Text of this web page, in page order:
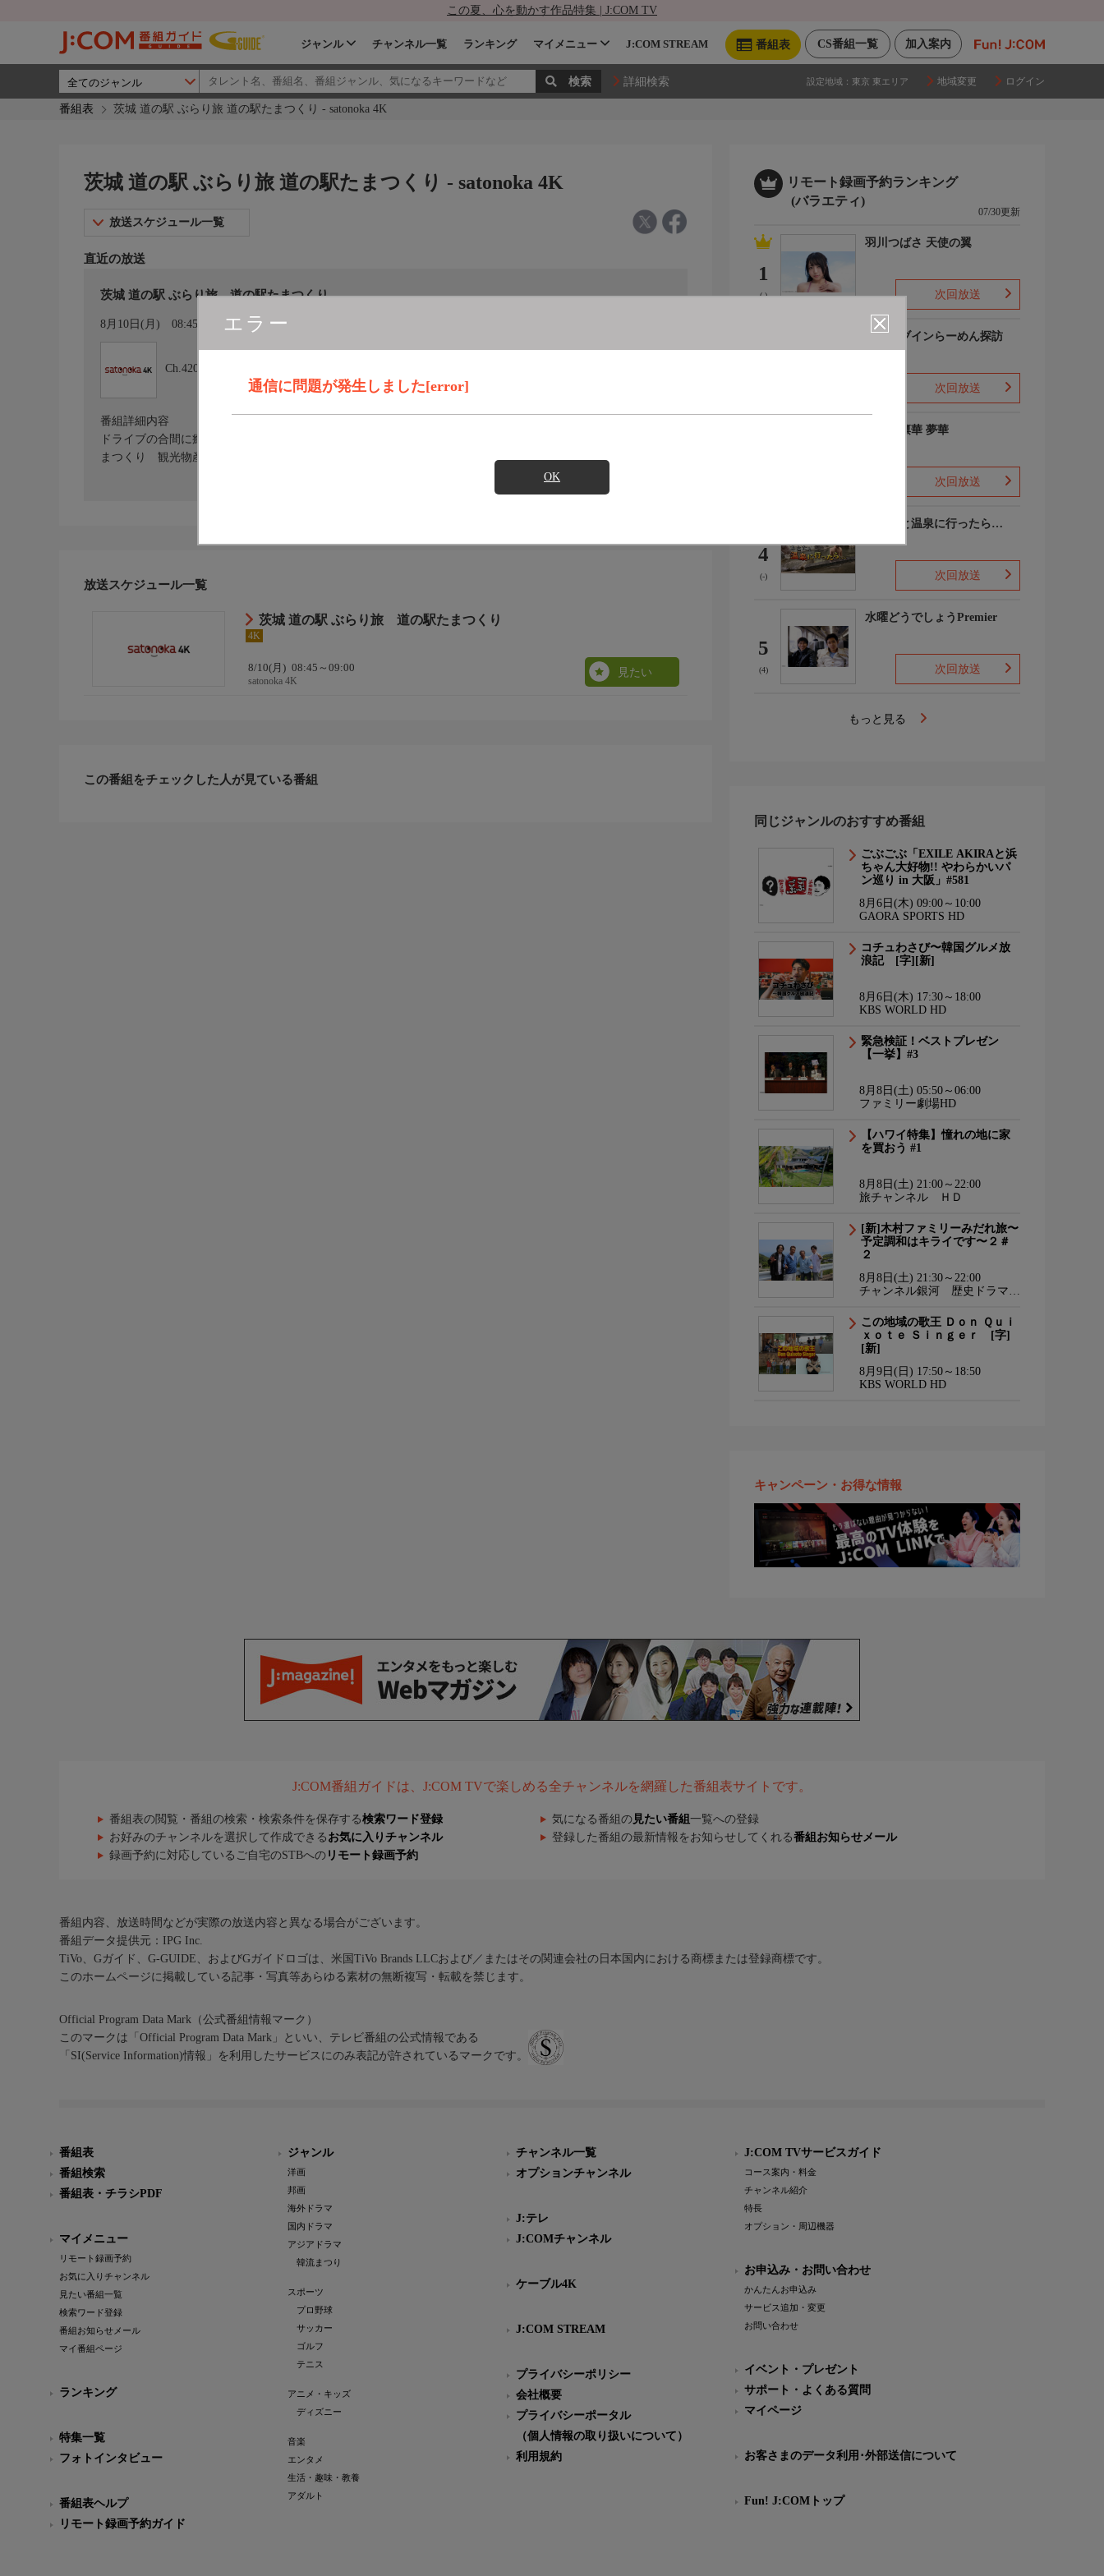
この夏、心を動かす作品特集 | J:COM TV
加入案内
CS番組一覧
番組表
ジャンル チャンネル一覧 ランキング マイメニュー J:COM STREAM
詳細検索 設定地域： 東京 東エリア 地域変更 ログイン
番組表 茨城 道の駅 ぶらり旅 道の駅たまつくり - satonoka 4K
エラー
通信に問題が発生しました[error]
OK
茨城 道の駅 ぶらり旅 道の駅たまつくり - satonoka 4K
放送スケジュール一覧
直近の放送
茨城 道の駅 ぶらり旅 道の駅たまつくり
8月10日(月) 08:45〜09:00 カレンダー登録
Ch.420
番組詳細内容
ドライブの合間に癒しを感じられるスポットとして注目されている道の駅！今回は、行方市にある「道の駅た
まつくり 観光物産館こいこい」の人気グルメをご紹介します
放送スケジュール一覧
茨城 道の駅 ぶらり旅 道の駅たまつくり
4K
8/10(月) 08:45～09:00
satonoka 4K
見たい
この番組をチェックした人が見ている番組
リモート録画予約ランキング
(バラエティ)
07/30更新
1
(-)
羽川つばさ 天使の翼
次回放送
ドライブインらーめん探訪
次回放送
ゆめの凛華 夢華
次回放送
4
(-)
あなたと温泉に行ったら…
次回放送
5
(4)
水曜どうでしょうPremier
次回放送
もっと見る
同じジャンルのおすすめ番組
ごぶごぶ「EXILE AKIRAと浜
ちゃん大好物!! やわらかいパ
ン巡り in 大阪」#581
8月6日(木) 09:00～10:00
GAORA SPORTS HD
コチュわさび〜韓国グルメ放
浪記 [字][新]
8月6日(木) 17:30～18:00
KBS WORLD HD
緊急検証！ベストプレゼン
【一挙】#3
8月8日(土) 05:50～06:00
ファミリー劇場HD
【ハワイ特集】憧れの地に家
を買おう #1
8月8日(土) 21:00～22:00
旅チャンネル ＨＤ
[新]木村ファミリーみだれ旅〜
予定調和はキライです〜２＃
２
8月8日(土) 21:30～22:00
チャンネル銀河 歴史ドラマ・
この地域の歌王 Ｄｏｎ Ｑｕｉ
ｘｏｔｅ Ｓｉｎｇｅｒ [字]
[新]
8月9日(日) 17:50～18:50
KBS WORLD HD
キャンペーン・お得な情報
J:COM番組ガイドは、J:COM TVで楽しめる全チャンネルを網羅した番組表サイトです。
番組表の閲覧・番組の検索・検索条件を保存する検索ワード登録 気になる番組の 見たい番組 一覧への登録
お好みのチャンネルを選択して作成できる お気に入りチャンネル 登録した番組の最新情報をお知らせしてくれる番組お知らせメール
録画予約に対応しているご自宅のSTBへの リモート録画予約
番組内容、放送時間などが実際の放送内容と異なる場合がございます。
番組データ提供元：IPG Inc.
TiVo、Gガイド、G-GUIDE、およびGガイドロゴは、米国TiVo Brands LLCおよび／またはその関連会社の日本国内における商標または登録商標です。
このホームページに掲載している記事・写真等あらゆる素材の無断複写・転載を禁じます。
Official Program Data Mark（公式番組情報マーク）
このマークは「Official Program Data Mark」といい、テレビ番組の公式情報である
「SI(Service Information)情報」を利用したサービスにのみ表記が許されているマークです。
番組表
番組検索
番組表・チラシPDF
マイメニュー
リモート録画予約
お気に入りチャンネル
見たい番組一覧
検索ワード登録
番組お知らせメール
マイ番組ページ
ランキング
特集一覧
フォトインタビュー
番組表ヘルプ
リモート録画予約ガイド
ジャンル
洋画
邦画
海外ドラマ
国内ドラマ
アジアドラマ
韓流まつり
スポーツ
プロ野球
サッカー
ゴルフ
テニス
アニメ・キッズ
ディズニー
音楽
エンタメ
生活・趣味・教養
アダルト
チャンネル一覧
オプションチャンネル
J:テレ
J:COMチャンネル
ケーブル4K
J:COM STREAM
プライバシーポリシー
会社概要
プライバシーポータル
（個人情報の取り扱いについて）
利用規約
J:COM TVサービスガイド
コース案内・料金
チャンネル紹介
特長
オプション・周辺機器
お申込み・お問い合わせ
かんたんお申込み
サービス追加・変更
お問い合わせ
イベント・プレゼント
サポート・よくある質問
マイページ
お客さまのデータ利用･外部送信について
Fun! J:COMトップ